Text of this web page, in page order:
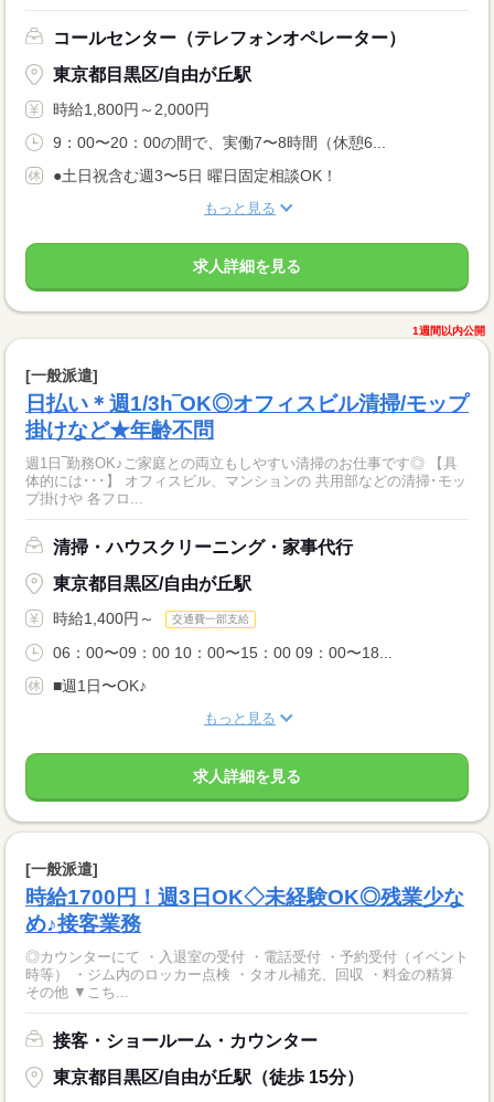
コールセンター（テレフォンオペレーター）
東京都目黒区/自由が丘駅
時給1,800円～2,000円
9：00〜20：00の間で、実働7〜8時間（休憩6...
●土日祝含む週3〜5日 曜日固定相談OK！
もっと見る
求人詳細を見る
1週間以内公開
[一般派遣]
日払い＊週1/3h‾OK◎オフィスビル清掃/モップ
掛けなど★年齢不問
週1日‾勤務OK♪ご家庭との両立もしやすい清掃のお仕事です◎ 【具
体的には･･･】 オフィスビル、マンションの 共用部などの清掃･モッ
プ掛けや 各フロ...
清掃・ハウスクリーニング・家事代行
東京都目黒区/自由が丘駅
時給1,400円～ 交通費一部支給
06：00〜09：00 10：00〜15：00 09：00〜18...
■週1日〜OK♪
もっと見る
求人詳細を見る
[一般派遣]
時給1700円！週3日OK◇未経験OK◎残業少な
め♪接客業務
◎カウンターにて ・入退室の受付 ・電話受付 ・予約受付（イベント
時等） ・ジム内のロッカー点検 ・タオル補充、回収 ・料金の精算
その他 ▼こち...
接客・ショールーム・カウンター
東京都目黒区/自由が丘駅（徒歩 15分）